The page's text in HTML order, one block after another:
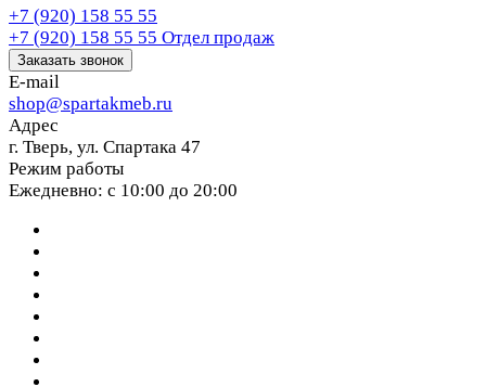
+7 (920) 158 55 55
+7 (920) 158 55 55 Отдел продаж
Заказать звонок
E-mail
shop@spartakmeb.ru
Адрес
г. Тверь, ул. Спартака 47
Режим работы
Ежедневно: с 10:00 до 20:00